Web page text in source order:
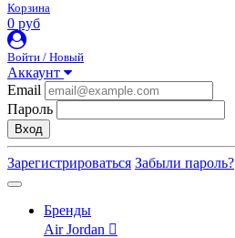
Корзина
0 руб
Войти / Новый
Аккаунт
Email
Пароль
Вход
Зарегистрироваться Забыли пароль?
Бренды
Air Jordan